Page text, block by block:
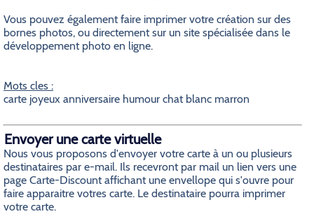
Vous pouvez également faire imprimer votre création sur des
bornes photos, ou directement sur un site spécialisée dans le
développement photo en ligne.
Mots cles :
carte joyeux anniversaire humour chat blanc marron
Envoyer une carte virtuelle
Nous vous proposons d'envoyer votre carte à un ou plusieurs
destinataires par e-mail. Ils recevront par mail un lien vers une
page Carte-Discount affichant une envellope qui s'ouvre pour
faire apparaitre votres carte. Le destinataire pourra imprimer
votre carte.